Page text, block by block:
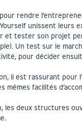
rendre
unissent leurs
et tester son projet
Un test sur le
pour décider
il est rassurant pour
mêmes facilités
les deux structures